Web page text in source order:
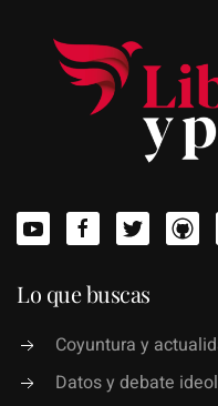
Lo que buscas
Coyuntura y
Datos y debate